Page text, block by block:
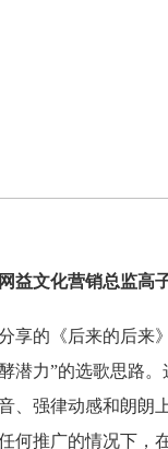
网益文化营销总监高
享的《后来的后来
潜力”的选歌思路。
、强律动感和朗朗
何推广的情况下，